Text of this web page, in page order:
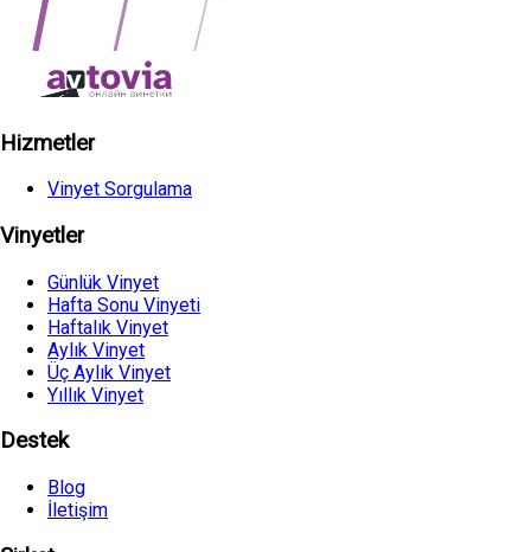
Hizmetler
Vinyet Sorgulama
Vinyetler
Günlük Vinyet
Hafta Sonu Vinyeti
Haftalık Vinyet
Aylık Vinyet
Üç Aylık Vinyet
Yıllık Vinyet
Destek
Blog
İletişim